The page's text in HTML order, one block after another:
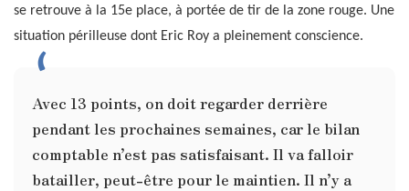
se retrouve à la 15e place, à portée de tir de la zone rouge. Une
situation périlleuse dont Eric Roy a pleinement conscience.
Avec 13 points, on doit regarder derrière
pendant les prochaines semaines, car le bilan
comptable n’est pas satisfaisant. Il va falloir
batailler, peut-être pour le maintien. Il n’y a